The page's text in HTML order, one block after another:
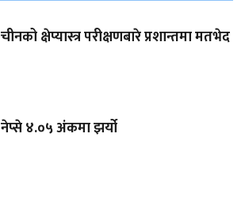
चीनको क्षेप्यास्त्र परीक्षणबारे प्रशान्तमा मतभेद
नेप्से ४.०५ अंकमा झर्यो